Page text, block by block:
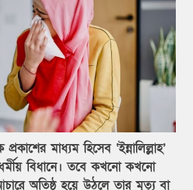
মাধ্যম হিসেব ‘ইন্নালিল্লাহ’
বিধানে। তবে কখনো কখনো
অতিষ্ঠ হয়ে উঠলে তার মৃত্যু বা